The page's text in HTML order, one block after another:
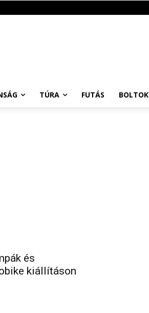
TÚRA FUTÁS BOLTOK
és
kiállításon